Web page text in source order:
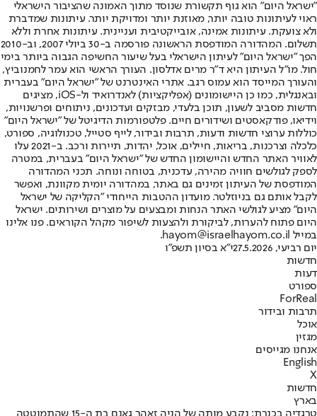
"ישראל היום" הוא גוף תקשורת שנוסד מתוך האמונה שהציבור הישראלי
ראוי לעיתונות טובה יותר, מאוזנת יותר ומדויקת יותר. עיתונות שמדברת
ולא צועקת. עיתונות אמינה, אובייקטיבית ועניינית. עיתונות אחרת וללא
תשלום. המהדורה המודפסת הראשונה פורסמה ב-30 ביולי 2007, וב-2010
הפך "ישראל היום" לעיתון הישראלי בעל שיעור החשיפה הגבוה ביותר בימי
חול. מו"ל העיתון היא ד"ר מרים אדלסון. העורך הראשי הוא עמר לחמנוביץ,
והעורך המייסד הוא עמוס רגב. אתרי האינטרנט של "ישראל היום" בעברית
ובאנגלית, כמו כן היישומונים (אפליקציות) לאנדרואיד ול-iOS, מציגים
חדשות מסביב לשעון, תוכן בלעדי, מבזקים ועדכונים, ניתוחים ופרשנויות,
וידיאו, פודקאסטים ושידורים חיים. פלטפורמות הדיגיטל של "ישראל היום"
כוללות ערוצי חדשות ודעות, תרבות ובידור, לייף סטייל, טכנולוגיה, ספורט,
כלכלה וצרכנות, בריאות, חיילים, אוכל, יהדות, תיירות ורכב. ב-2021 עלו
לאוויר האתר החדש והיישומון החדש של "ישראל היום" בעברית, במטרה
לספק לגולשים חוויה מהירה, עדכנית, בטוחה ונוחה. תכני המהדורה
המודפסת של העיתון זמינים גם באתר, במהדורה יומית מקוונת, ואפשר
לקבל אותם גם בניוזלטר. מועדון ההטבות הייחודי "הקליקה של ישראל
היום" מציע לגולשי האתר הנחות ומבצעים על מוצרים ושירותים. ישראל
היום פתוח להערות, לביקורת ולהצעות לשיפור מקהל הקוראים. פנו אלינו
במייל hayom@israelhayom.co.il.
יום רביעי, 27.5.2026
י"א בסיון תשפ"ו
חדשות
דעות
ספורט
ForReal
תרבות ובידור
אוכל
מגזין
אנחנו מגייסים
English
X
חדשות
בארץ